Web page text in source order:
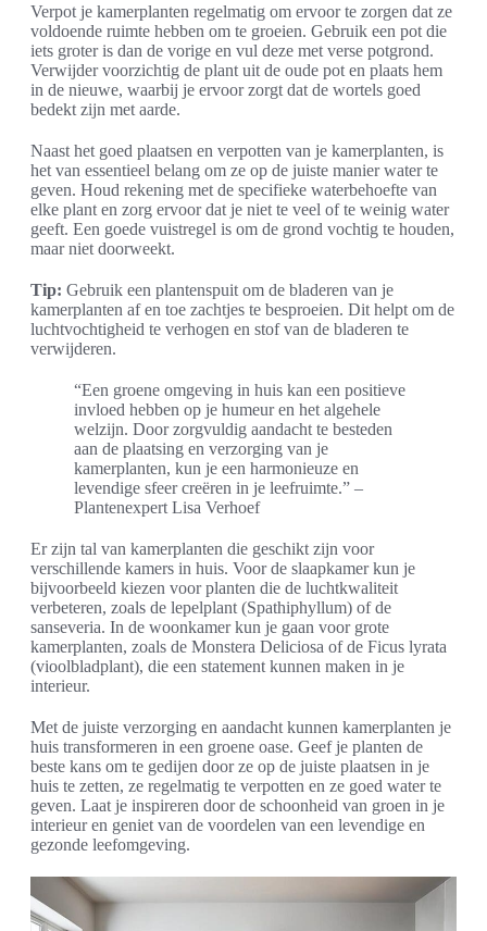
Verpot je kamerplanten regelmatig om ervoor te zorgen dat ze
voldoende ruimte hebben om te groeien. Gebruik een pot die
iets groter is dan de vorige en vul deze met verse potgrond.
Verwijder voorzichtig de plant uit de oude pot en plaats hem
in de nieuwe, waarbij je ervoor zorgt dat de wortels goed
bedekt zijn met aarde.
Naast het goed plaatsen en verpotten van je kamerplanten, is
het van essentieel belang om ze op de juiste manier water te
geven. Houd rekening met de specifieke waterbehoefte van
elke plant en zorg ervoor dat je niet te veel of te weinig water
geeft. Een goede vuistregel is om de grond vochtig te houden,
maar niet doorweekt.
Tip: Gebruik een plantenspuit om de bladeren van je
kamerplanten af en toe zachtjes te besproeien. Dit helpt om de
luchtvochtigheid te verhogen en stof van de bladeren te
verwijderen.
“Een groene omgeving in huis kan een positieve
invloed hebben op je humeur en het algehele
welzijn. Door zorgvuldig aandacht te besteden
aan de plaatsing en verzorging van je
kamerplanten, kun je een harmonieuze en
levendige sfeer creëren in je leefruimte.” –
Plantenexpert Lisa Verhoef
Er zijn tal van kamerplanten die geschikt zijn voor
verschillende kamers in huis. Voor de slaapkamer kun je
bijvoorbeeld kiezen voor planten die de luchtkwaliteit
verbeteren, zoals de lepelplant (Spathiphyllum) of de
sanseveria. In de woonkamer kun je gaan voor grote
kamerplanten, zoals de Monstera Deliciosa of de Ficus lyrata
(vioolbladplant), die een statement kunnen maken in je
interieur.
Met de juiste verzorging en aandacht kunnen kamerplanten je
huis transformeren in een groene oase. Geef je planten de
beste kans om te gedijen door ze op de juiste plaatsen in je
huis te zetten, ze regelmatig te verpotten en ze goed water te
geven. Laat je inspireren door de schoonheid van groen in je
interieur en geniet van de voordelen van een levendige en
gezonde leefomgeving.